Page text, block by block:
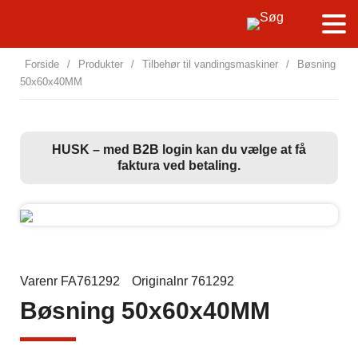
Forside / Produkter / Tilbehør til vandingsmaskiner /
Bøsning
50x60x40MM
HUSK – med B2B login kan du vælge at få
faktura ved betaling.
Varenr FA761292 Originalnr 761292
Bøsning 50x60x40MM